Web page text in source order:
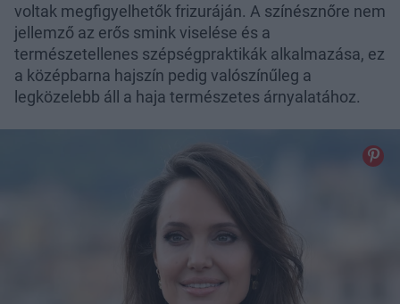
voltak megfigyelhetők frizuráján. A színésznőre nem
jellemző az erős smink viselése és a
természetellenes szépségpraktikák alkalmazása, ez
a középbarna hajszín pedig valószínűleg a
legközelebb áll a haja természetes árnyalatához.